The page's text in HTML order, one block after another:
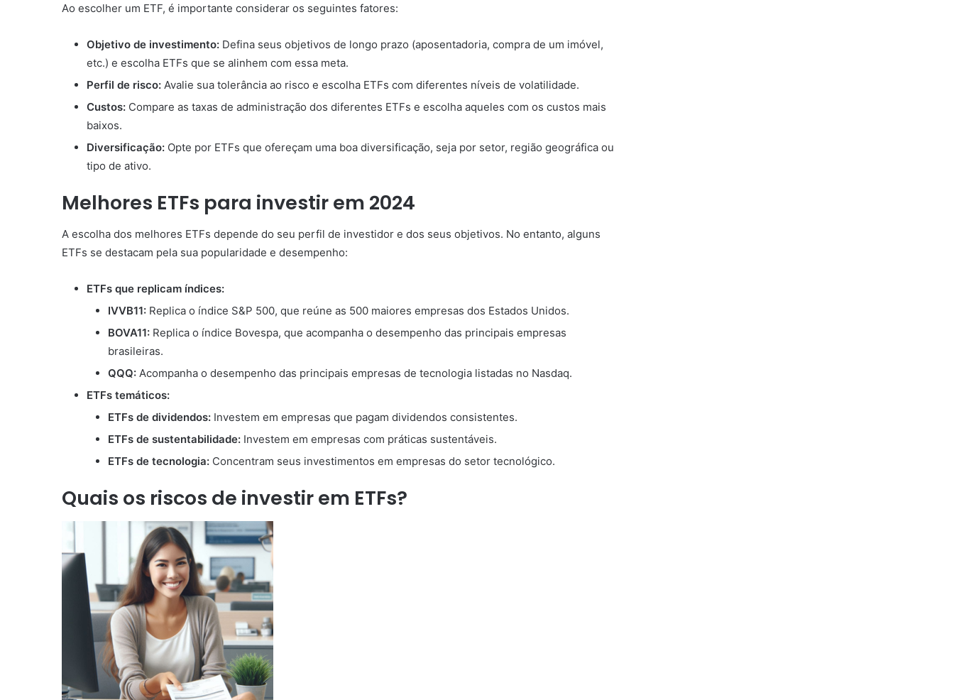
Ao escolher um ETF, é importante considerar os seguintes fatores:
Objetivo de investimento: Defina seus objetivos de longo prazo (aposentadoria, compra de um imóvel,
etc.) e escolha ETFs que se alinhem com essa meta.
Perfil de risco: Avalie sua tolerância ao risco e escolha ETFs com diferentes níveis de volatilidade.
Custos: Compare as taxas de administração dos diferentes ETFs e escolha aqueles com os custos mais
baixos.
Diversificação: Opte por ETFs que ofereçam uma boa diversificação, seja por setor, região geográfica ou
tipo de ativo.
Melhores ETFs para investir em 2024
A escolha dos melhores ETFs depende do seu perfil de investidor e dos seus objetivos. No entanto, alguns
ETFs se destacam pela sua popularidade e desempenho:
ETFs que replicam índices:
IVVB11: Replica o índice S&P 500, que reúne as 500 maiores empresas dos Estados Unidos.
BOVA11: Replica o índice Bovespa, que acompanha o desempenho das principais empresas
brasileiras.
QQQ: Acompanha o desempenho das principais empresas de tecnologia listadas no Nasdaq.
ETFs temáticos:
ETFs de dividendos: Investem em empresas que pagam dividendos consistentes.
ETFs de sustentabilidade: Investem em empresas com práticas sustentáveis.
ETFs de tecnologia: Concentram seus investimentos em empresas do setor tecnológico.
Quais os riscos de investir em ETFs?